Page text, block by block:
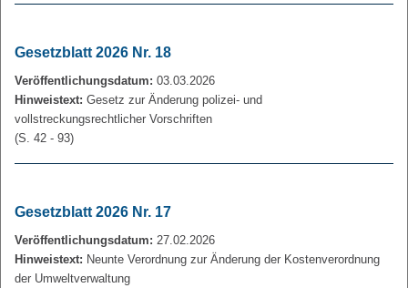
Gesetzblatt 2026 Nr. 18
Veröffentlichungsdatum: 03.03.2026
Hinweistext: Gesetz zur Änderung polizei- und
vollstreckungsrechtlicher Vorschriften
(S. 42 - 93)
Gesetzblatt 2026 Nr. 17
Veröffentlichungsdatum: 27.02.2026
Hinweistext: Neunte Verordnung zur Änderung der Kostenverordnung
der Umweltverwaltung